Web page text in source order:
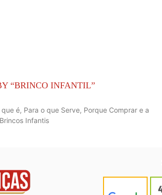
“BRINCO INFANTIL”
é, Para o que Serve, Porque Comprar e a
Infantis